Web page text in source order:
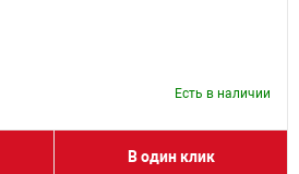
Есть в наличии
В один клик